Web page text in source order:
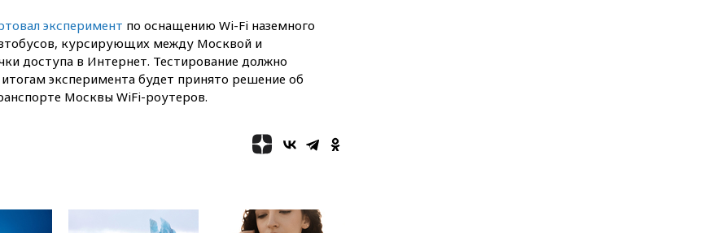
«Интервидение» точно
пройдет в 2026 году
вчера, 20:45 ПВО за день
сбила еще 75 украинских
беспилотников над Россией
погиб при атаке FPV-дрона в
Белгородской области
экстремизма
эксперимент по оснащению Wi-Fi наземного
курсирующих между Москвой и
доступа в Интернет. Тестирование должно
эксперимента будет принято решение об
Москвы WiFi-роутеров.